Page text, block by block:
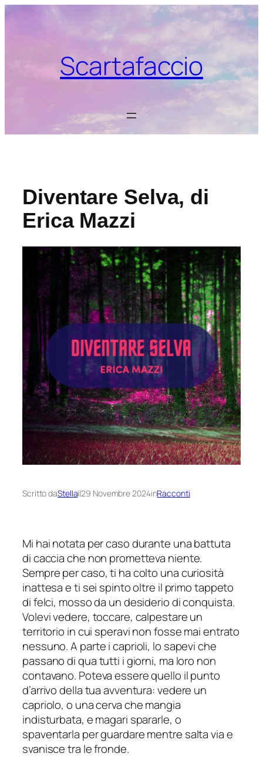
Vai
Scartafaccio
Diventare Selva, di
Erica Mazzi
Scritto daStellail29 Novembre 2024inRacconti
Mi hai notata per caso durante una battuta
di caccia che non prometteva niente.
Sempre per caso, ti ha colto una curiosità
inattesa e ti sei spinto oltre il primo tappeto
di felci, mosso da un desiderio di conquista.
Volevi vedere, toccare, calpestare un
territorio in cui speravi non fosse mai entrato
nessuno. A parte i caprioli, lo sapevi che
passano di qua tutti i giorni, ma loro non
contavano. Poteva essere quello il punto
d’arrivo della tua avventura: vedere un
capriolo, o una cerva che mangia
indisturbata, e magari spararle, o
spaventarla per guardare mentre salta via e
svanisce tra le fronde.